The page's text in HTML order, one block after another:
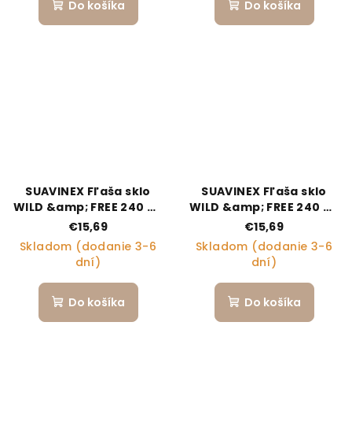
Do košíka Do košíka
SUAVINEX Fľaša sklo
WILD &amp; FREE 240 ml
fyziologická SX PRO +0
SF - krémová
€15,69
Skladom (dodanie 3-6
dní)
Do košíka
SUAVINEX Fľaša sklo
WILD &amp; FREE 240 ml
fyziologická SX PRO +0
SF - modrá
€15,69
Skladom (dodanie 3-6
dní)
Do košíka